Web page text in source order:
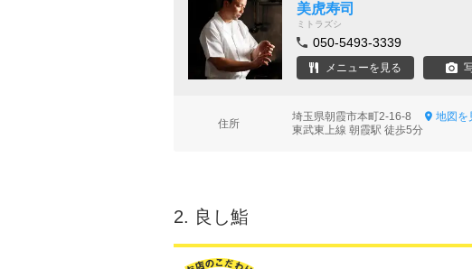
美虎寿司
ミトラズシ
050-5493-3339
メニューを見る
住所
埼玉県朝霞市本町2-16-8
地図を
東武東上線 朝霞駅 徒歩5分
2. 良し鮨